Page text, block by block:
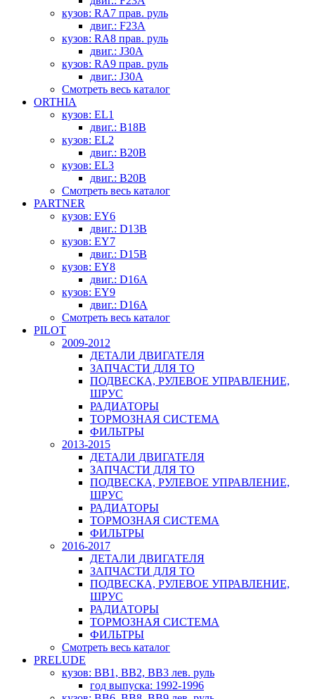
кузов: RA7 прав. руль
двиг.: F23A
кузов: RA8 прав. руль
двиг.: J30A
кузов: RA9 прав. руль
двиг.: J30A
Смотреть весь каталог
ORTHIA
кузов: EL1
двиг.: B18B
кузов: EL2
двиг.: B20B
кузов: EL3
двиг.: B20B
Смотреть весь каталог
PARTNER
кузов: EY6
двиг.: D13B
кузов: EY7
двиг.: D15B
кузов: EY8
двиг.: D16A
кузов: EY9
двиг.: D16A
Смотреть весь каталог
PILOT
2009-2012
ДЕТАЛИ ДВИГАТЕЛЯ
ЗАПЧАСТИ ДЛЯ ТО
ПОДВЕСКА, РУЛЕВОЕ УПРАВЛЕНИЕ,
ШРУС
РАДИАТОРЫ
ТОРМОЗНАЯ СИСТЕМА
ФИЛЬТРЫ
2013-2015
ДЕТАЛИ ДВИГАТЕЛЯ
ЗАПЧАСТИ ДЛЯ ТО
ПОДВЕСКА, РУЛЕВОЕ УПРАВЛЕНИЕ,
ШРУС
РАДИАТОРЫ
ТОРМОЗНАЯ СИСТЕМА
ФИЛЬТРЫ
2016-2017
ДЕТАЛИ ДВИГАТЕЛЯ
ЗАПЧАСТИ ДЛЯ ТО
ПОДВЕСКА, РУЛЕВОЕ УПРАВЛЕНИЕ,
ШРУС
РАДИАТОРЫ
ТОРМОЗНАЯ СИСТЕМА
ФИЛЬТРЫ
Смотреть весь каталог
PRELUDE
кузов: BB1, BB2, BB3 лев. руль
год выпуска: 1992-1996